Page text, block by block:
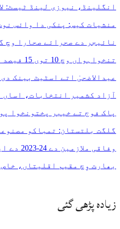
انگلینڈ، نیوزی لینڈ ٹیسٹ:
منشیات کیس: پنکی دا وائس
نائیجر دے صحرائے صحارا وچ گڈی خراب ہو
تنخواہواں وچ 10 توں 15 فیصد اضافے دی تجویز، وزیر اعظم اتحادیاں نال مشاورت توں بعد حتمی فیصلہ کرنگے
عیدالاضحیٰ اتے اسٹیٹ بینک
آزاد کشمیر انتخابات،
پاک فوج تے خیبر پختونخوا
گلگت بلتستان: تمباکو
وفاقی ملازمین دے 24-2023 دے ایڈہاک الاؤنسز منجمد
بھارت وِچ مقیم اقلیتاں،
زیادہ پڑھی گئی